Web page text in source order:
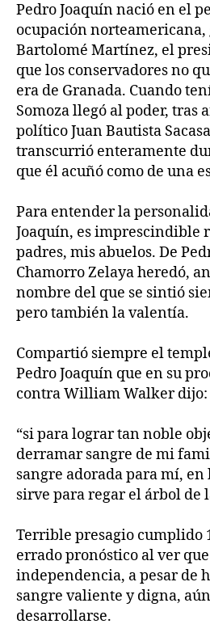
Pedro Joaquín nació en el
ocupación norteamericana,
Bartolomé Martínez, el
que los conservadores no
era de Granada. Cuando
Somoza llegó al poder, tras
político Juan Bautista
transcurrió enteramente
que él acuñó como de una
Para entender la
Joaquín, es imprescindible
padres, mis abuelos. De
Chamorro Zelaya heredó,
nombre del que se sintió
pero también la valentía.
Compartió siempre el
Pedro Joaquín que en su
contra William Walker dijo:
“si para lograr tan noble
derramar sangre de mi
sangre adorada para mí,
sirve para regar el árbol de
Terrible presagio cumplido
errado pronóstico al ver
independencia, a pesar de
sangre valiente y digna,
desarrollarse.